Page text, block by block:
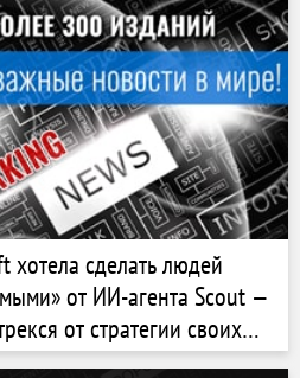
хотела сделать людей
от ИИ-агента Scout —
от стратегии своих